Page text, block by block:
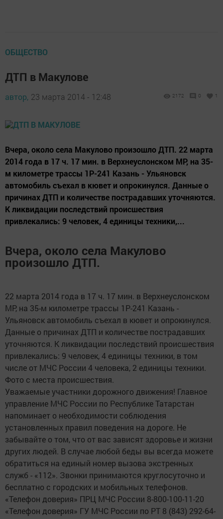
ОБЩЕСТВО
ДТП в Макулове
автор, 23 марта 2014 - 12:48 2172 0 1
Вчера, около села Макулово произошло ДТП. 22 марта
2014 года в 17 ч. 17 мин. в Верхнеуслонском МР, на 35-
м километре трассы 1Р-241 Казань - Ульяновск
автомобиль съехал в кювет и опрокинулся. Данные о
причинах ДТП и количестве пострадавших уточняются.
К ликвидации последствий происшествия
привлекались: 9 человек, 4 единицы техники,...
Вчера, около села Макулово
произошло ДТП.
22 марта 2014 года в 17 ч. 17 мин. в Верхнеуслонском
МР, на 35-м километре трассы 1Р-241 Казань -
Ульяновск автомобиль съехал в кювет и опрокинулся.
Данные о причинах ДТП и количестве пострадавших
уточняются. К ликвидации последствий происшествия
привлекались: 9 человек, 4 единицы техники, в том
числе от МЧС России 4 человека, 2 единицы техники.
Фото с места происшествия.
Уважаемые участники дорожного движения! Главное
управление МЧС России по Республике Татарстан
напоминает о необходимости соблюдения
установленных правил поведения на дороге. Не
забывайте о том, что от вас зависят здоровье и жизни
других людей. В случае любой беды вы всегда можете
обратиться на единый номер вызова экстренных
служб - «112». Звонки принимаются круглосуточно и
бесплатно с городских и мобильных телефонов.
«Телефон доверия» ПРЦ МЧС России 8-800-100-11-20
«Телефон доверия» ГУ МЧС России по РТ 8 (843) 292-64-